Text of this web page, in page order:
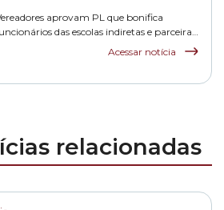
aprovam PL que bonifica
das escolas indiretas e parceiras
Acessar notícia
relacionadas